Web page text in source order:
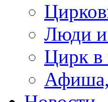
Люди и
Цирк в
Афиша,